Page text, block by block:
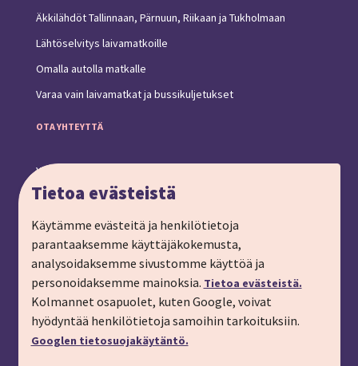
Äkkilähdöt Tallinnaan, Pärnuun, Riikaan ja Tukholmaan
Lähtöselvitys laivamatkoille
Omalla autolla matkalle
Varaa vain laivamatkat ja bussikuljetukset
OTA YHTEYTTÄ
Yhteystiedot ja toimipiste
Anna palautetta
Ryhmämatkat, pyydä tarjous
Tilaa matkalahjakortti
Tilaa esite
Tilaa matkakirje sähköpostiin
Ilmoita passitiedot
Liity kanta-asiakkaaksi
Tietoa evästeistä
Käytämme evästeitä ja henkilötietoja
parantaaksemme käyttäjäkokemusta,
analysoidaksemme sivustomme käyttöä ja
personoidaksemme mainoksia. Tietoa evästeistä.
Kolmannet osapuolet, kuten Google, voivat
hyödyntää henkilötietoja samoihin tarkoituksiin.
Googlen tietosuojakäytäntö.